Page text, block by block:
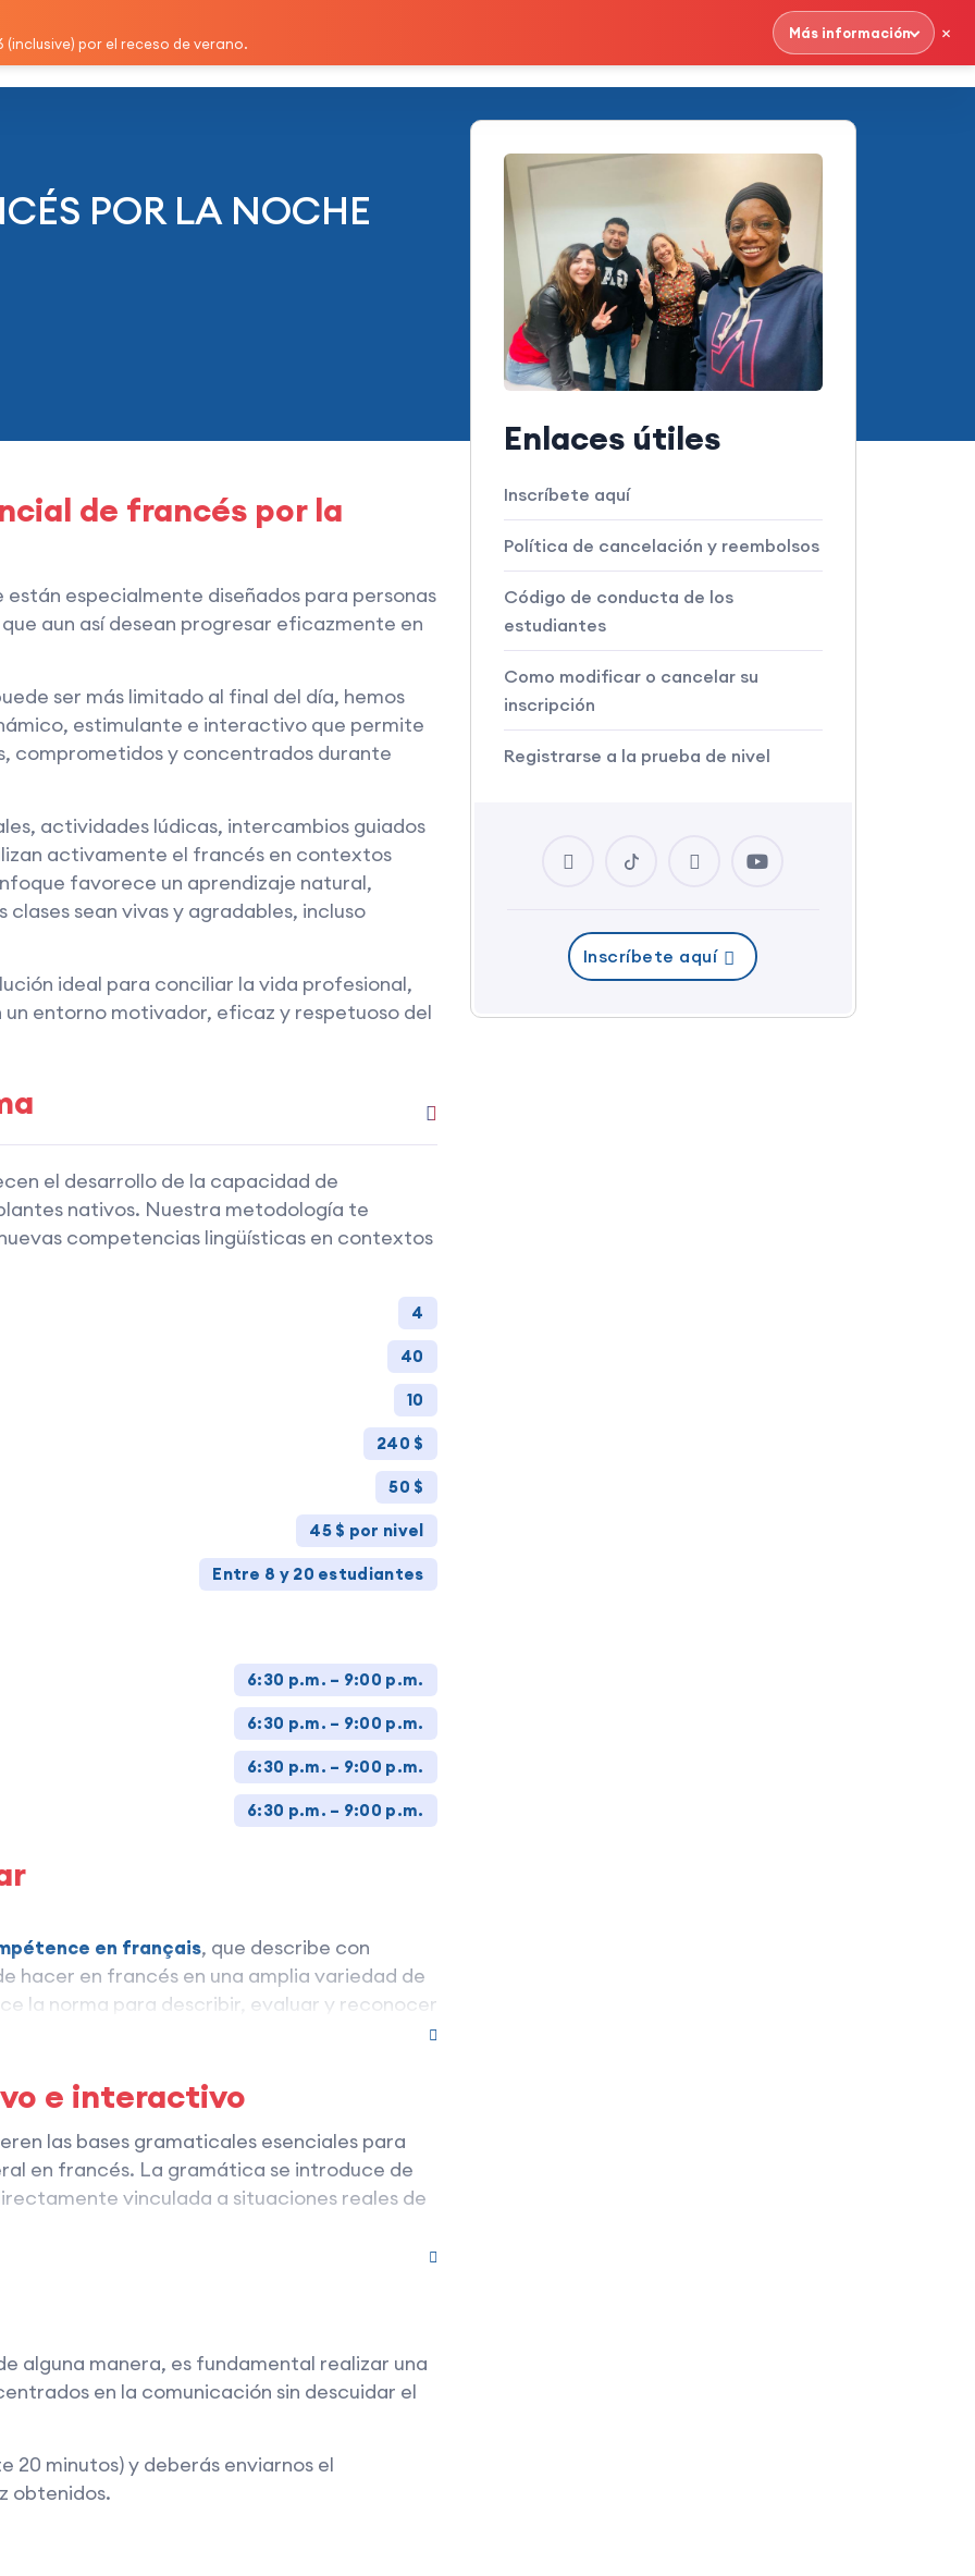
(inclusive) por el receso de verano.
Más información ×
lenguas Pruebas oficiales Spanish Contáctenos
POR LA NOCHE
de francés por la
especialmente diseñados para personas
aun así desean progresar eficazmente en
ser más limitado al final del día, hemos
estimulante e interactivo que permite
comprometidos y concentrados durante
actividades lúdicas, intercambios guiados
activamente el francés en contextos
favorece un aprendizaje natural,
sean vivas y agradables, incluso
ideal para conciliar la vida profesional,
entorno motivador, eficaz y respetuoso del
el desarrollo de la capacidad de
nativos. Nuestra metodología te
competencias lingüísticas en contextos
4
40
10
240 $
50 $
45 $ por nivel
Entre 8 y 20 estudiantes
6:30 p.m. – 9:00 p.m.
6:30 p.m. – 9:00 p.m.
6:30 p.m. – 9:00 p.m.
6:30 p.m. – 9:00 p.m.
en français, que describe con
hacer en francés en una amplia variedad de
la norma para describir, evaluar y reconocer
cada una de las cuatro competencias:
e interactivo
las bases gramaticales esenciales para
en francés. La gramática se introduce de
vinculada a situaciones reales de
específicas cuando es necesario.
eficazmente en francés. Cada
actividades prácticas que permiten
de forma oral como escrita.
de aspectos de la vida cotidiana,
Las actividades pedagógicas
y la comunicación en un entorno cercano a
alguna manera, es fundamental realizar una
en la comunicación sin descuidar el
20 minutos) y deberás enviarnos el
obtenidos.
Enlaces útiles
Inscríbete aquí
Política de cancelación y reembolsos
Código de conducta de los
estudiantes
Como modificar o cancelar su
inscripción
Registrarse a la prueba de nivel
Inscríbete aquí